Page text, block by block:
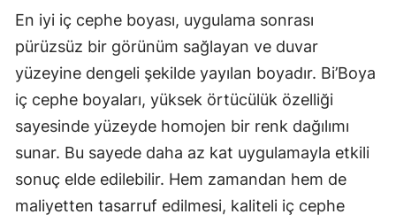
En iyi iç cephe boyası, uygulama sonrası
pürüzsüz bir görünüm sağlayan ve duvar
yüzeyine dengeli şekilde yayılan boyadır. Bi’Boya
iç cephe boyaları, yüksek örtücülük özelliği
sayesinde yüzeyde homojen bir renk dağılımı
sunar. Bu sayede daha az kat uygulamayla etkili
sonuç elde edilebilir. Hem zamandan hem de
maliyetten tasarruf edilmesi, kaliteli iç cephe